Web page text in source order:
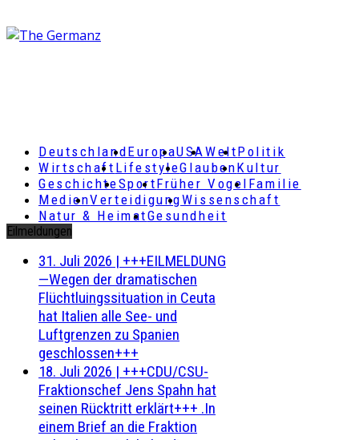
DeutschlandEuropaUSAWeltPolitik
Wirtschaft LifestyleGlaubenKultur
GeschichteSportFrüher Vogel Familie
MedienVerteidigungWissenschaft
Natur & HeimatGesundheit
Eilmeldungen
31. Juli 2026 | +++EILMELDUNG
—Wegen der dramatischen
Flüchtluingssituation in Ceuta
hat Italien alle See- und
Luftgrenzen zu Spanien
geschlossen+++
18. Juli 2026 | +++CDU/CSU-
Fraktionschef Jens Spahn hat
seinen Rücktritt erklärt+++ .In
einem Brief an die Fraktion